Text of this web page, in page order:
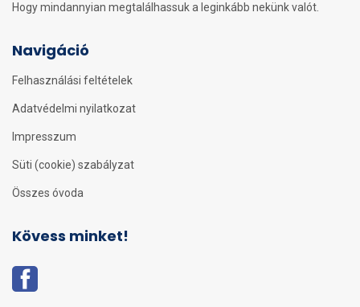
Hogy mindannyian megtalálhassuk a leginkább nekünk valót.
Navigáció
Felhasználási feltételek
Adatvédelmi nyilatkozat
Impresszum
Süti (cookie) szabályzat
Összes óvoda
Kövess minket!